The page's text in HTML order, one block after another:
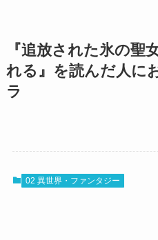
『追放された氷の聖
れる』を読んだ人に
ラ
02 異世界・ファンタジー